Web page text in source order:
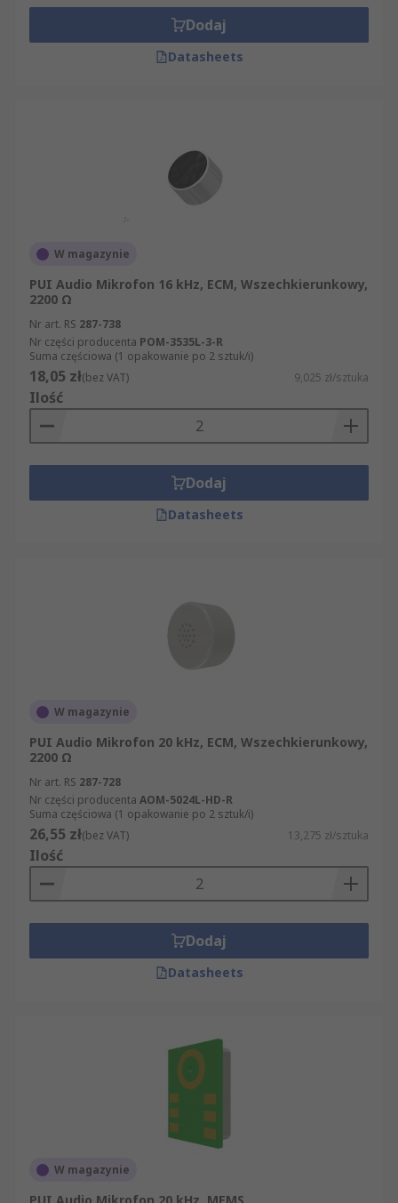
Dodaj
Datasheets
W magazynie
PUI Audio Mikrofon 16 kHz, ECM, Wszechkierunkowy,
2200 Ω
Nr art. RS 287-738
Nr części producenta POM-3535L-3-R
Suma częściowa (1 opakowanie po 2 sztuk/i)
18,05 zł(bez VAT) 9,025 zł/sztuka
Ilość
Dodaj
Datasheets
W magazynie
PUI Audio Mikrofon 20 kHz, ECM, Wszechkierunkowy,
2200 Ω
Nr art. RS 287-728
Nr części producenta AOM-5024L-HD-R
Suma częściowa (1 opakowanie po 2 sztuk/i)
26,55 zł(bez VAT) 13,275 zł/sztuka
Ilość
Dodaj
Datasheets
W magazynie